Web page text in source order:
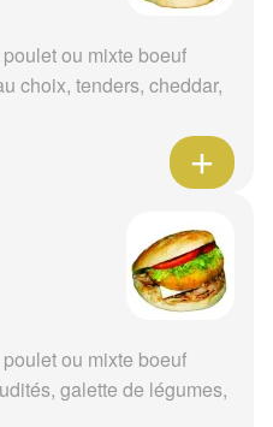
ou mixte boeuf
choix, tenders, cheddar,
ou mixte boeuf
galette de légumes,